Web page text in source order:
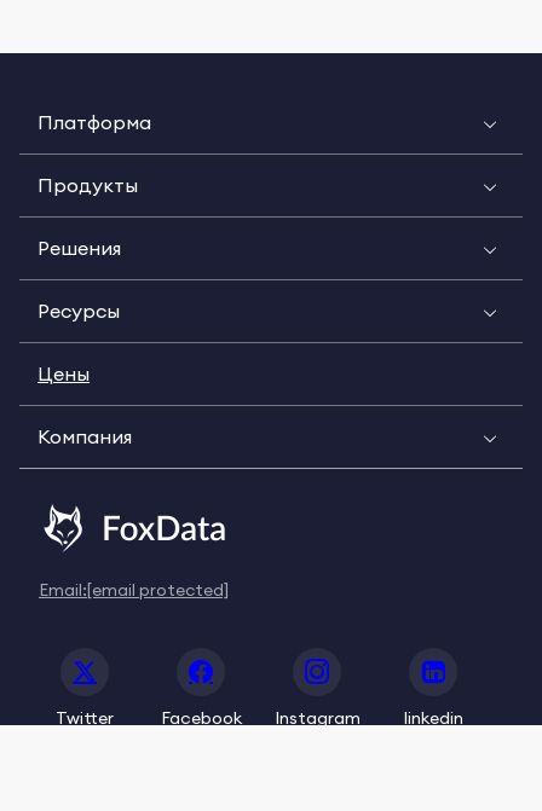
Платформа
Продукты
Решения
Ресурсы
Цены
Компания
Email:[email protected]
Twitter Facebook Instagram linkedin